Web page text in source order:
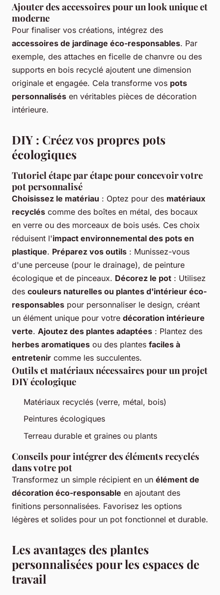
Ajouter des accessoires pour un look unique et
moderne
Pour finaliser vos créations, intégrez des
accessoires de jardinage éco-responsables. Par
exemple, des attaches en ficelle de chanvre ou des
supports en bois recyclé ajoutent une dimension
originale et engagée. Cela transforme vos pots
personnalisés en véritables pièces de décoration
intérieure.
DIY : Créez vos propres pots
écologiques
Tutoriel étape par étape pour concevoir votre
pot personnalisé
Choisissez le matériau : Optez pour des matériaux
recyclés comme des boîtes en métal, des bocaux
en verre ou des morceaux de bois usés. Ces choix
réduisent l'impact environnemental des pots en
plastique. Préparez vos outils : Munissez-vous
d'une perceuse (pour le drainage), de peinture
écologique et de pinceaux. Décorez le pot : Utilisez
des couleurs naturelles ou plantes d'intérieur éco-
responsables pour personnaliser le design, créant
un élément unique pour votre décoration intérieure
verte. Ajoutez des plantes adaptées : Plantez des
herbes aromatiques ou des plantes faciles à
entretenir comme les succulentes.
Outils et matériaux nécessaires pour un projet
DIY écologique
Matériaux recyclés (verre, métal, bois)
Peintures écologiques
Terreau durable et graines ou plants
Conseils pour intégrer des éléments recyclés
dans votre pot
Transformez un simple récipient en un élément de
décoration éco-responsable en ajoutant des
finitions personnalisées. Favorisez les options
légères et solides pour un pot fonctionnel et durable.
Les avantages des plantes
personnalisées pour les espaces de
travail